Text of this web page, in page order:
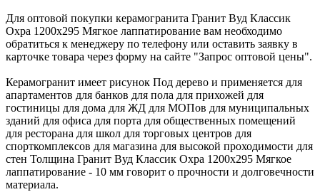
Для оптовой покупки керамогранита Гранит Вуд Классик
Охра 1200x295 Мягкое лаппатирование вам необходимо
обратиться к менеджеру по телефону или оставить заявку в
карточке товара через форму на сайте "Запрос оптовой цены".
Керамогранит имеет рисунок Под дерево и применяется для
апартаментов для банков для пола для прихожей для
гостиницы для дома для ЖД для МОПов для муниципальных
зданий для офиса для порта для общественных помещений
для ресторана для школ для торговых центров для
спорткомплексов для магазина для высокой проходимости для
стен Толщина Гранит Вуд Классик Охра 1200x295 Мягкое
лаппатирование - 10 мм говорит о прочности и долговечности
материала.